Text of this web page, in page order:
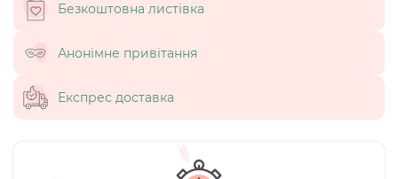
Безкоштовна листівка
Анонімне привітання
Експрес доставка